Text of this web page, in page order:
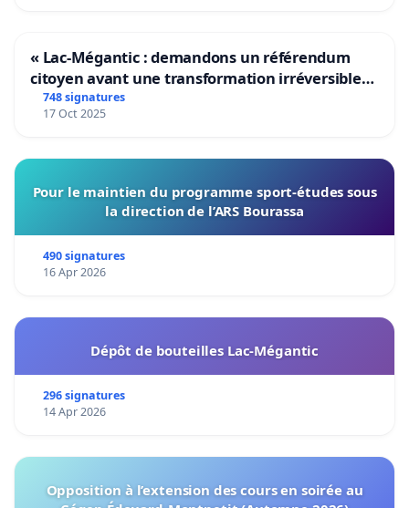
« Lac-Mégantic : demandons un référendum
citoyen avant une transformation irréversible
de notre territoire »
748 signatures
17 Oct 2025
Pour le maintien du programme sport-études sous
la direction de l’ARS Bourassa
490 signatures
16 Apr 2026
Dépôt de bouteilles Lac-Mégantic
296 signatures
14 Apr 2026
Opposition à l’extension des cours en soirée au